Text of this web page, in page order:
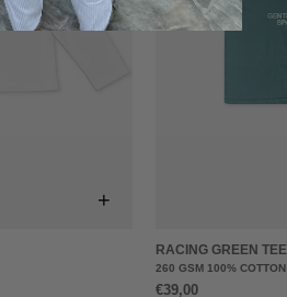
+
RACING GREEN TEE
260 GSM 100% COTTON
€39,00